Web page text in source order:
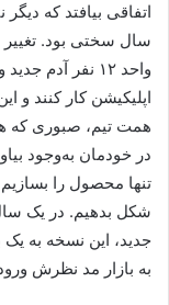
اتفاقی بیافتد که دیگر
سال سختی بود. تغییر
واحد ۱۲ نفر
اپلیکیشن کار کنند و
همت تیم، صبوری که
در خودمان به‌وجود
تنها محصول را
شکل بدهیم. در یک
جدید، این نسخه به یک
به بازار مد نظرش ورود